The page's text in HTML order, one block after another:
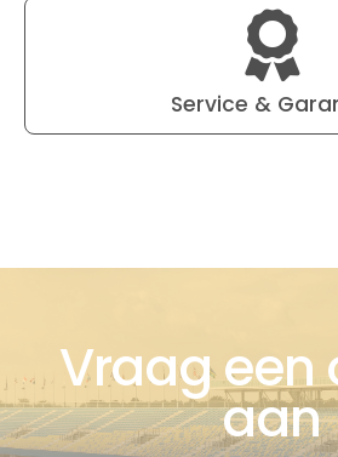
Service &
Vraag een
aan